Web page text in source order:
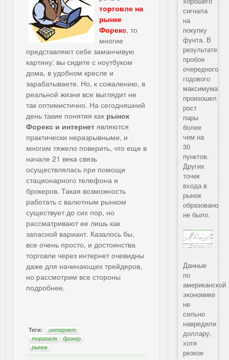
торговле на
рынке
Форекс, то
многие
представляют себе заманчивую
картину: вы сидите с ноутбуком
дома, в удобном кресле и
зарабатываете. Но, к сожалению, в
реальной жизни все выглядит не
так оптимистично. На сегодняшний
день такие понятия как рынок
Форекс и интернет являются
практически неразрывными, и
многим тяжело поверить, что еще в
начале 21 века связь
осуществлялась при помощи
стационарного телефона и
брокеров. Такая возможность
работать с валютным рынком
существует до сих пор, но
рассматривают ее лишь как
запасной вариант. Казалось бы,
все очень просто, и достоинства
торговли через интернет очевидны
даже для начинающих трейдеров,
но рассмотрим все стороны
подробнее.
Теги:
интернет
торговля
брокер
рынок
сигнала
на
покупку
фунта. В
результате
пробоя
очередного
годового
максимума
произошел
рост
пары
более
чем на
30
пунктов.
Других
точек
входа в
рынок
образовано
не было.
Данные
по
американской
экономике
не
сильно
навредили
доллару,
хотя
резкое